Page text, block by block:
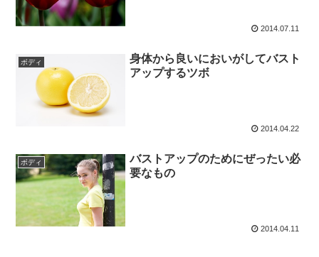
2014.07.11
ボディ
身体から良いにおいがしてバスト
アップするツボ
2014.04.22
ボディ
バストアップのためにぜったい必
要なもの
2014.04.11